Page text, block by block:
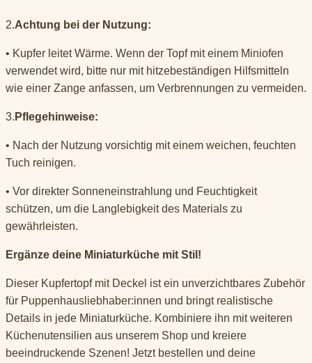
2.Achtung bei der Nutzung:
• Kupfer leitet Wärme. Wenn der Topf mit einem Miniofen
verwendet wird, bitte nur mit hitzebeständigen Hilfsmitteln
wie einer Zange anfassen, um Verbrennungen zu vermeiden.
3. Pflegehinweise:
• Nach der Nutzung vorsichtig mit einem weichen, feuchten
Tuch reinigen.
• Vor direkter Sonneneinstrahlung und Feuchtigkeit
schützen, um die Langlebigkeit des Materials zu
gewährleisten.
Ergänze deine Miniaturküche mit Stil!
Dieser Kupfertopf mit Deckel ist ein unverzichtbares Zubehör
für Puppenhausliebhaber:innen und bringt realistische
Details in jede Miniaturküche. Kombiniere ihn mit weiteren
Küchenutensilien aus unserem Shop und kreiere
beeindruckende Szenen! Jetzt bestellen und deine